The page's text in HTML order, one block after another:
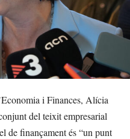
i Finances, Alícia
del teixit empresarial
de finançament és “un punt